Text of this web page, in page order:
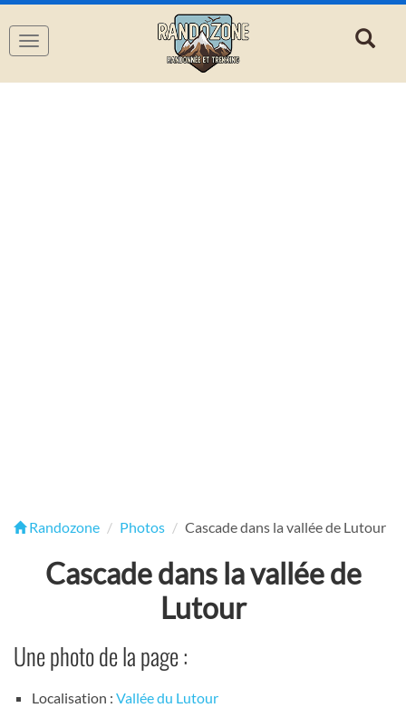
Navigation
Randozone Photos Cascade dans la vallée de Lutour
Cascade dans la vallée de
Lutour
Une photo de la page :
Localisation : Vallée du Lutour